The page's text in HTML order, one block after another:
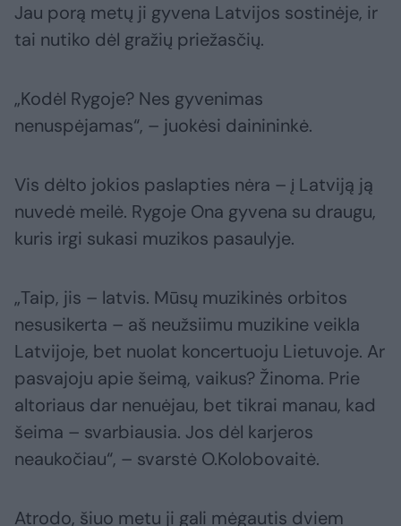
Jau porą metų ji gyvena Latvijos sostinėje, ir
tai nutiko dėl gražių priežasčių.
„Kodėl Rygoje? Nes gyvenimas
nenuspėjamas“, – juokėsi dainininkė.
Vis dėlto jokios paslapties nėra – į Latviją ją
nuvedė meilė. Rygoje Ona gyvena su draugu,
kuris irgi sukasi muzikos pasaulyje.
„Taip, jis – latvis. Mūsų muzikinės orbitos
nesusikerta – aš neužsiimu muzikine veikla
Latvijoje, bet nuolat koncertuoju Lietuvoje. Ar
pasvajoju apie šeimą, vaikus? Žinoma. Prie
altoriaus dar nenuėjau, bet tikrai manau, kad
šeima – svarbiausia. Jos dėl karjeros
neaukočiau“, – svarstė O.Kolobovaitė.
Atrodo, šiuo metu ji gali mėgautis dviem